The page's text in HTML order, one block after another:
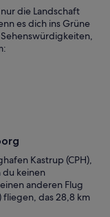
die Landschaft
es dich ins Grüne
Kastrup (CPH),
du keinen
anderen Flug
fliegen, das 28,8 km